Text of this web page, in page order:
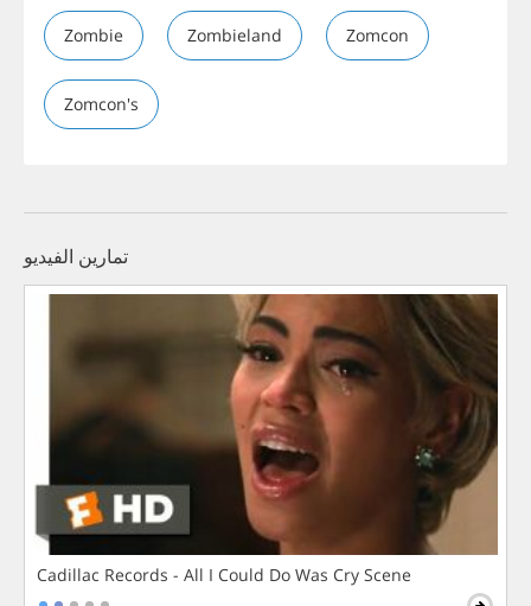
Zombie Zombieland Zomcon
Zomcon's
تمارين الفيديو
Cadillac Records - All I Could Do Was Cry Scene